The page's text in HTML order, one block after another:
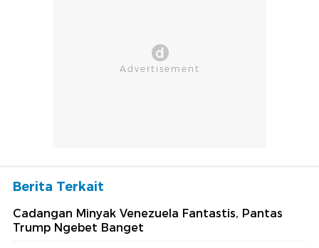
Berita Terkait
Cadangan Minyak Venezuela Fantastis, Pantas
Trump Ngebet Banget